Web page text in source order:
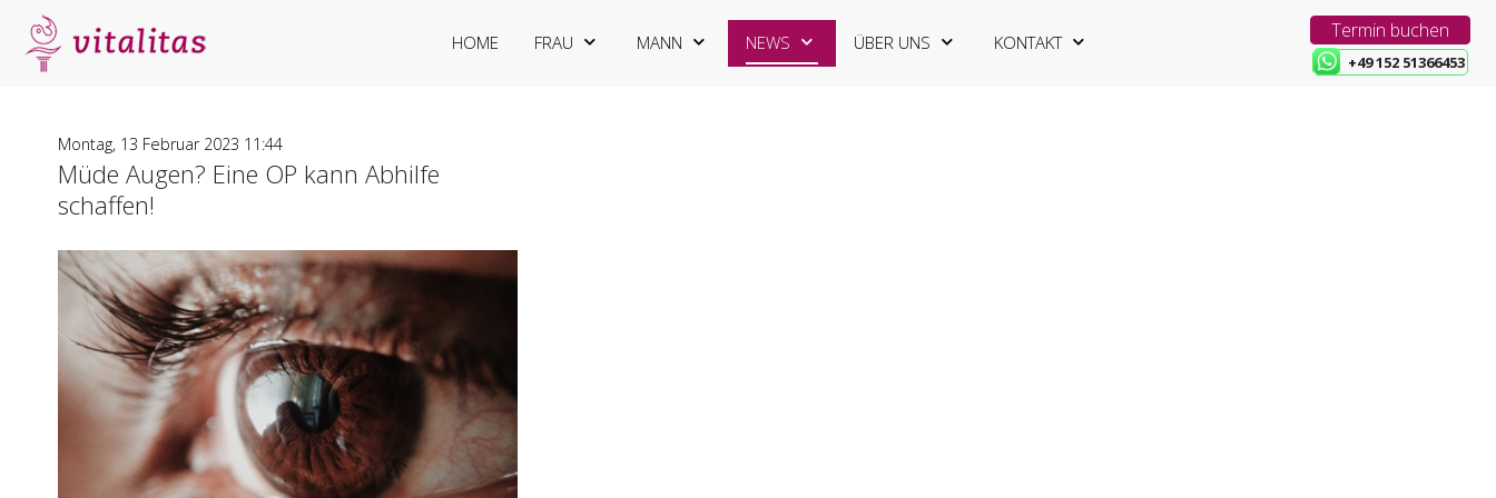
HOME FRAU MANN NEWS ÜBER UNS KONTAKT
Termin buchen
+49 152 51366453
Montag, 13 Februar 2023 11:44
Müde Augen? Eine OP kann Abhilfe
schaffen!